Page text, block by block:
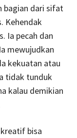
bagian dari sifat
Kehendak
Ia pecah dan
mewujudkan
kekuatan atau
tidak tunduk
kalau demikian
bisa